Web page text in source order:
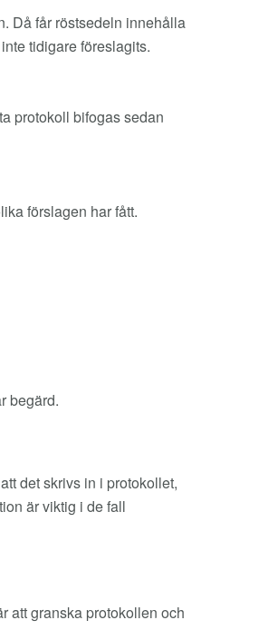
Då får röstsedeln innehålla
tidigare föreslagits.
protokoll bifogas sedan
förslagen har fått.
begärd.
det skrivs in i protokollet,
är viktig i de fall
att granska protokollen och